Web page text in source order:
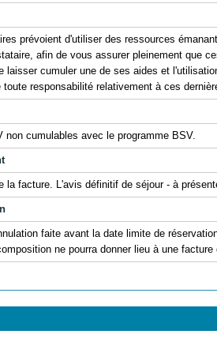
prévoient d'utiliser des ressources
afin de vous assurer pleinement que
laisser cumuler une de ses aides et
responsabilité relativement à ces
non cumulables avec le programme BSV.
la facture. L'avis définitif de séjour - à
faite avant la date limite de
ne pourra donner lieu à une